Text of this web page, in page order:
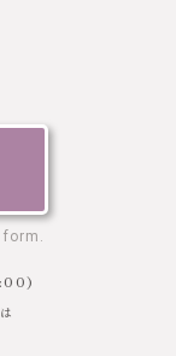
四日市店４階に
人展を開催しま
りの再会や近鉄百
、いろいろなご感
ました。土日のワ
きて楽しいイベン